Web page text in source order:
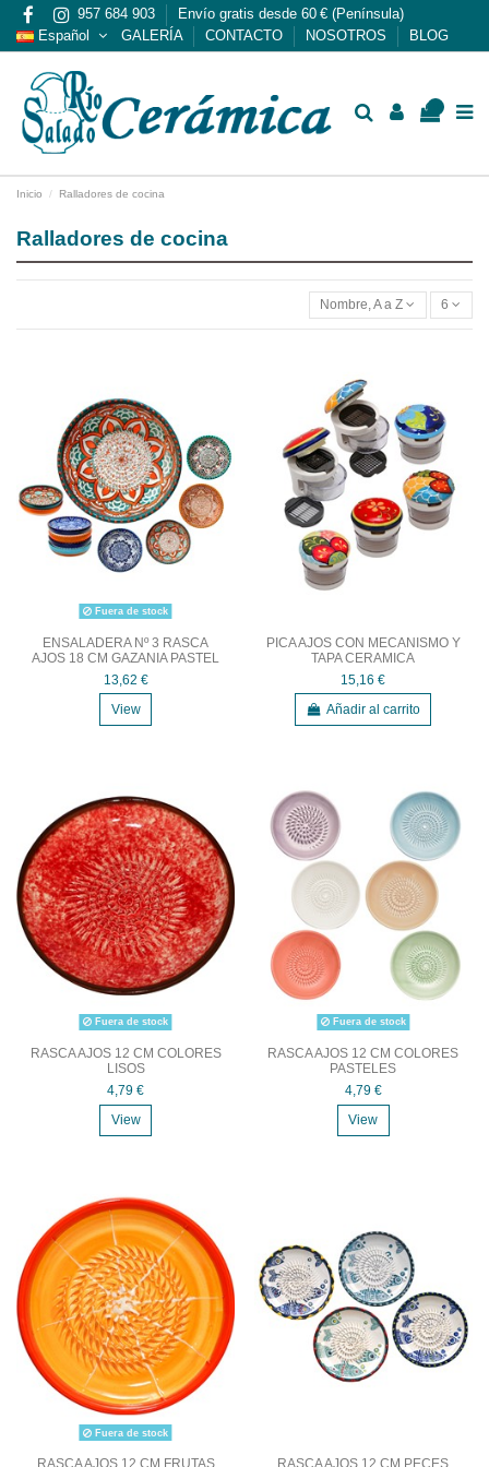
957 684 903
Envío gratis desde 60 € (Península)
Español
GALERÍA CONTACTO NOSOTROS BLOG
Inicio Ralladores de cocina
Ralladores de cocina
Nombre, A a Z 6
Fuera de stock
ENSALADERA Nº 3 RASCA
AJOS 18 CM GAZANIA PASTEL
13,62 €
View
PICA AJOS CON MECANISMO Y
TAPA CERAMICA
15,16 €
Añadir al carrito
Fuera de stock
RASCA AJOS 12 CM COLORES
LISOS
4,79 €
View
Fuera de stock
RASCA AJOS 12 CM COLORES
PASTELES
4,79 €
View
Fuera de stock